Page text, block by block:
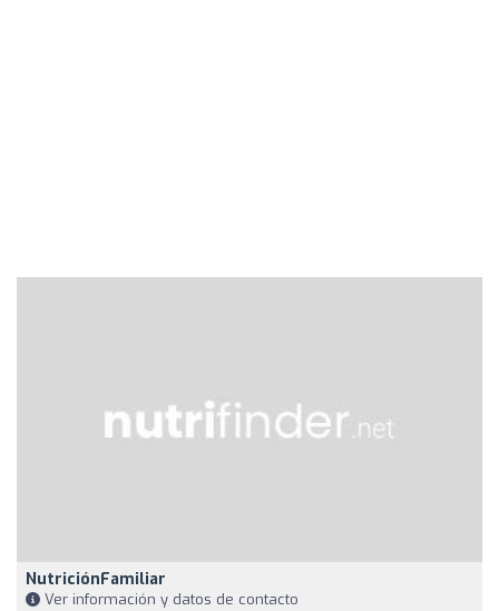
NutriciónFamiliar
Ver información y datos de contacto